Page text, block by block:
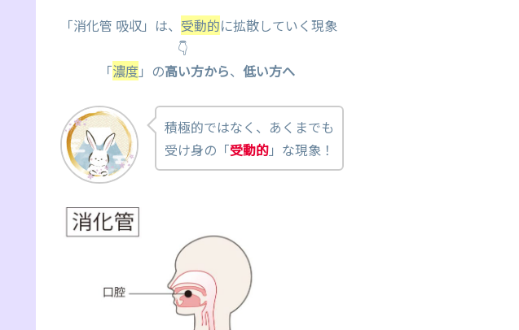
「消化管 吸収」は、 受動的に拡散していく現象
👇
「濃度 」の高い方から、 低い方へ
積極的ではなく、あくまでも
受け身の「受動的」な現象！